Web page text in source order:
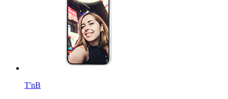
T'nB